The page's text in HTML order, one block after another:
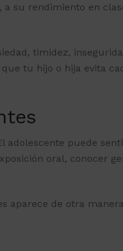
su rendimiento en
timidez,
tu hijo o hija evita
puede
oral, conocer
aparece de otra